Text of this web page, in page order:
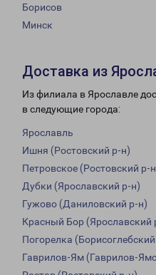
Борисов
Минск
Доставка из
Из филиала в Ярославле
в следующие города:
Ярославль
Ишня (Ростовский р-н)
Петровское (Ростовский р-
Дубки (Ярославский р-н)
Гужово (Даниловский р-н)
Красный Бор (Ярославский
Погорелка
Гаврилов-Ям (Гаврилов-